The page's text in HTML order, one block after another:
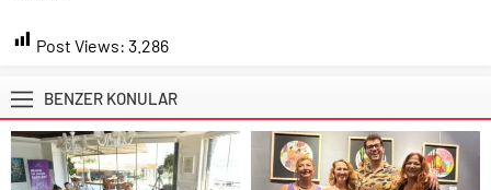
Post Views: 3.286
BENZER KONULAR